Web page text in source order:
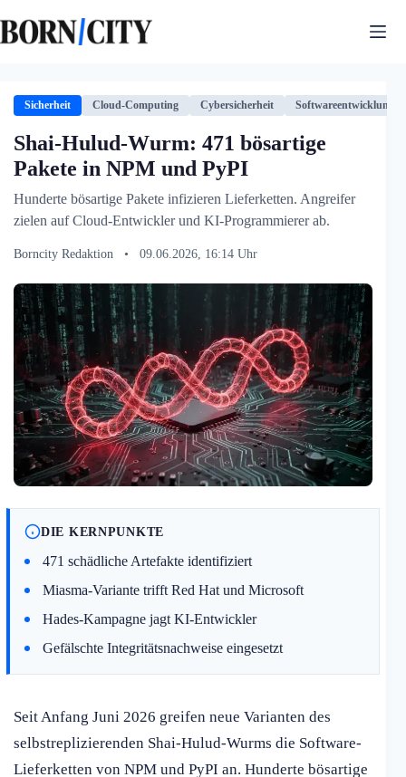
Inhalt
springen
Sicherheit Cloud-Computing Cybersicherheit Softwareentwicklung
Shai-Hulud-Wurm: 471 bösartige
Pakete in NPM und PyPI
Hunderte bösartige Pakete infizieren Lieferketten. Angreifer
zielen auf Cloud-Entwickler und KI-Programmierer ab.
Borncity Redaktion • 09.06.2026, 16:14 Uhr
DIE KERNPUNKTE
471 schädliche Artefakte identifiziert
Miasma-Variante trifft Red Hat und Microsoft
Hades-Kampagne jagt KI-Entwickler
Gefälschte Integritätsnachweise eingesetzt
Seit Anfang Juni 2026 greifen neue Varianten des
selbstreplizierenden Shai-Hulud-Wurms die Software-
Lieferketten von NPM und PyPI an. Hunderte bösartige